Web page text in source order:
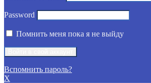
Password
Помнить меня пока я не выйду
Вспомнить пароль?
X